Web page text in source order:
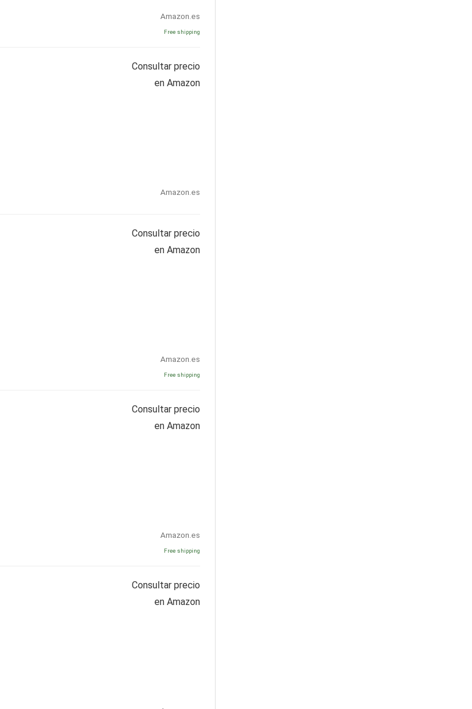
Amazon.es
Free shipping
Consultar precio
en Amazon
Amazon.es
Consultar precio
en Amazon
Amazon.es
Free shipping
Consultar precio
en Amazon
Amazon.es
Free shipping
Consultar precio
en Amazon